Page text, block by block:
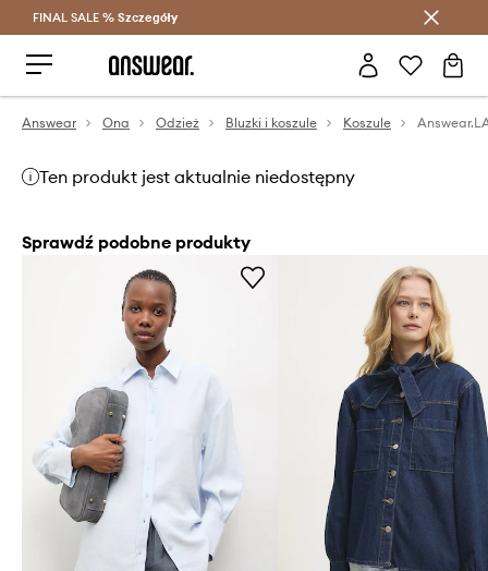
Oszczędzaj z Answear Club >
FINAL SALE % Szczegóły
Answear Ona Odzież Bluzki i koszule Koszule
Ten produkt jest aktualnie niedostępny
Sprawdź podobne produkty